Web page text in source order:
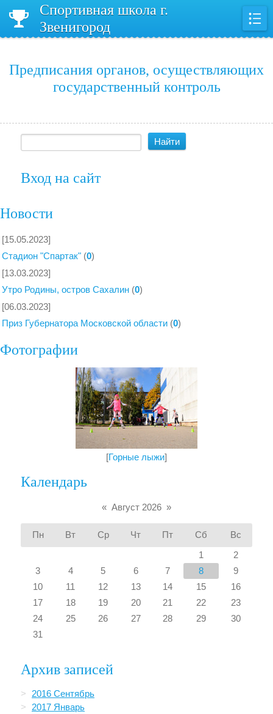
Спортивная школа г.
Звенигород
Предписания органов, осуществляющих
государственный контроль
Вход на сайт
Новости
[15.05.2023]
Стадион "Спартак" (0)
[13.03.2023]
Утро Родины, остров Сахалин (0)
[06.03.2023]
Приз Губернатора Московской области (0)
Фотографии
[Горные лыжи]
Календарь
« Август 2026 »
Пн Вт Ср Чт Пт Сб
Вс
1
2
3
4 5 6 7 8
9
10
11 12 13 14 15
16
17
18 19 20 21 22
23
24
25 26 27 28 29
30
31
Архив записей
2016 Сентябрь
2017 Январь